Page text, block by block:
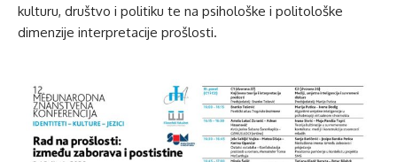
kulturu, društvo i politiku te na psihološke i politološke
dimenzije interpretacije prošlosti.